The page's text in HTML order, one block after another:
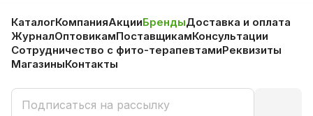
КаталогКомпанияАкцииБрендыДоставка и оплата
ЖурналОптовикамПоставщикамКонсультации
Сотрудничество с фито-терапевтамиРеквизиты
МагазиныКонтакты